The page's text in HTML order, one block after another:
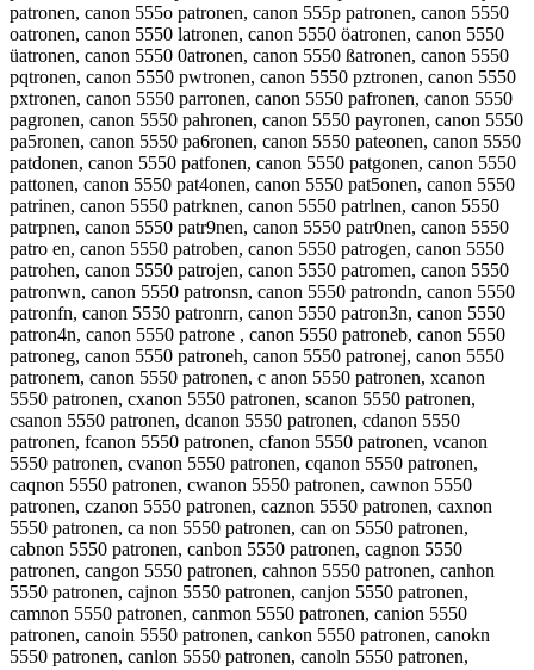
patronen, canon 555o patronen, canon 555p patronen, canon 5550
oatronen, canon 5550 latronen, canon 5550 öatronen, canon 5550
üatronen, canon 5550 0atronen, canon 5550 ßatronen, canon 5550
pqtronen, canon 5550 pwtronen, canon 5550 pztronen, canon 5550
pxtronen, canon 5550 parronen, canon 5550 pafronen, canon 5550
pagronen, canon 5550 pahronen, canon 5550 payronen, canon 5550
pa5ronen, canon 5550 pa6ronen, canon 5550 pateonen, canon 5550
patdonen, canon 5550 patfonen, canon 5550 patgonen, canon 5550
pattonen, canon 5550 pat4onen, canon 5550 pat5onen, canon 5550
patrinen, canon 5550 patrknen, canon 5550 patrlnen, canon 5550
patrpnen, canon 5550 patr9nen, canon 5550 patr0nen, canon 5550
patro en, canon 5550 patroben, canon 5550 patrogen, canon 5550
patrohen, canon 5550 patrojen, canon 5550 patromen, canon 5550
patronwn, canon 5550 patronsn, canon 5550 patrondn, canon 5550
patronfn, canon 5550 patronrn, canon 5550 patron3n, canon 5550
patron4n, canon 5550 patrone , canon 5550 patroneb, canon 5550
patroneg, canon 5550 patroneh, canon 5550 patronej, canon 5550
patronem, canon 5550 patronen, c anon 5550 patronen, xcanon
5550 patronen, cxanon 5550 patronen, scanon 5550 patronen,
csanon 5550 patronen, dcanon 5550 patronen, cdanon 5550
patronen, fcanon 5550 patronen, cfanon 5550 patronen, vcanon
5550 patronen, cvanon 5550 patronen, cqanon 5550 patronen,
caqnon 5550 patronen, cwanon 5550 patronen, cawnon 5550
patronen, czanon 5550 patronen, caznon 5550 patronen, caxnon
5550 patronen, ca non 5550 patronen, can on 5550 patronen,
cabnon 5550 patronen, canbon 5550 patronen, cagnon 5550
patronen, cangon 5550 patronen, cahnon 5550 patronen, canhon
5550 patronen, cajnon 5550 patronen, canjon 5550 patronen,
camnon 5550 patronen, canmon 5550 patronen, canion 5550
patronen, canoin 5550 patronen, cankon 5550 patronen, canokn
5550 patronen, canlon 5550 patronen, canoln 5550 patronen,